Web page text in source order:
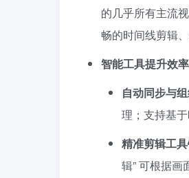
的几乎所有主流
畅的时间线剪辑
智能工具提升效率
自动同步与
理；支持基
精准剪辑工
辑” 可根据